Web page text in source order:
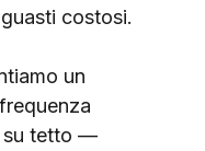
costosi.
un
su tetto —